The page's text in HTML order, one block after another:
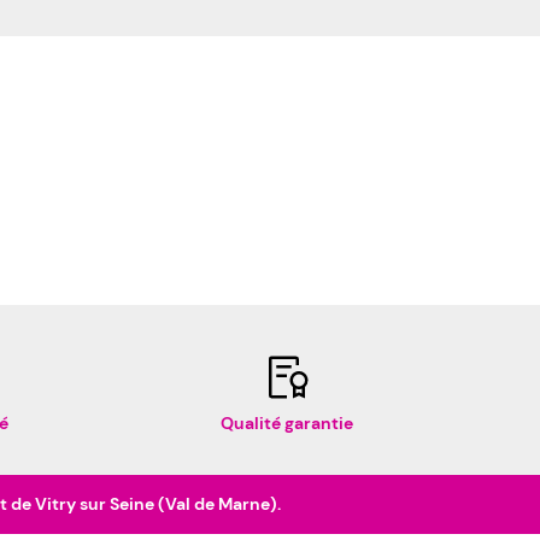
Qualité garantie
Vitry sur Seine (Val de Marne).